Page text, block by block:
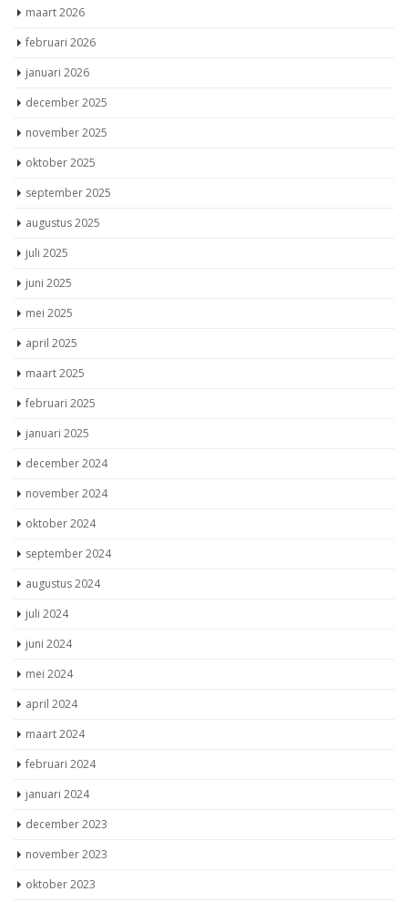
maart 2026
februari 2026
januari 2026
december 2025
november 2025
oktober 2025
september 2025
augustus 2025
juli 2025
juni 2025
mei 2025
april 2025
maart 2025
februari 2025
januari 2025
december 2024
november 2024
oktober 2024
september 2024
augustus 2024
juli 2024
juni 2024
mei 2024
april 2024
maart 2024
februari 2024
januari 2024
december 2023
november 2023
oktober 2023